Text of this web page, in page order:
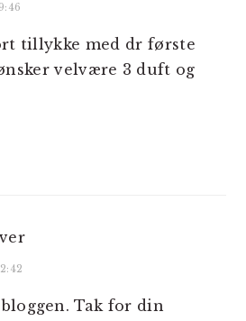
tillykke med dr første
velvære 3 duft og
Tak for din